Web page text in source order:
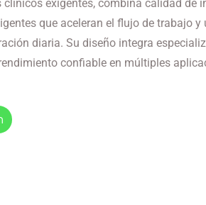
clínicos exigentes, combina calidad de
que aceleran el flujo de trabajo
diaria. Su diseño integra
confiable en múltiples